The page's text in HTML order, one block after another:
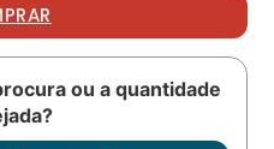
ou a quantidade